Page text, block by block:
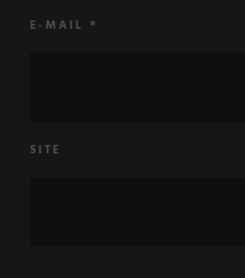
E-MAIL *
SITE